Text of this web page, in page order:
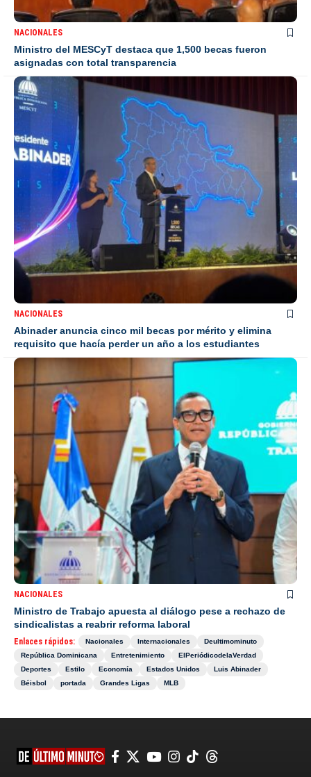
NACIONALES
Ministro del MESCyT destaca que 1,500 becas fueron
asignadas con total transparencia
NACIONALES
Abinader anuncia cinco mil becas por mérito y elimina
requisito que hacía perder un año a los estudiantes
NACIONALES
Ministro de Trabajo apuesta al diálogo pese a rechazo de
sindicalistas a reabrir reforma laboral
Enlaces rápidos: Nacionales Internacionales
Deultimominuto
República Dominicana
Entretenimiento
ElPeriódicodelaVerdad
Deportes
Estilo Economía Estados Unidos
Luis Abinader
Béisbol
portada Grandes Ligas MLB